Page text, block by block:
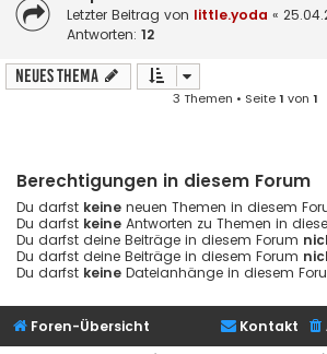
Letzter Beitrag von little.yoda «
Antworten: 12
Neues Thema
3 Themen • Seite1 von 1
Berechtigungen in diesem Forum
Du darfst keine neuen Themen in diesem
Du darfst keine Antworten zu Themen in
Du darfst deine Beiträge in diesem Forum
Du darfst deine Beiträge in diesem Forum
Du darfst keine Dateianhänge in diesem
Foren-Übersicht Kontakt